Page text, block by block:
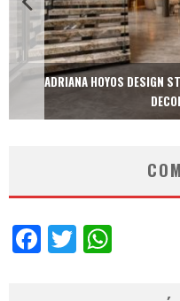
ADRIANA HOYOS DESIGN
Facebook
Twitter